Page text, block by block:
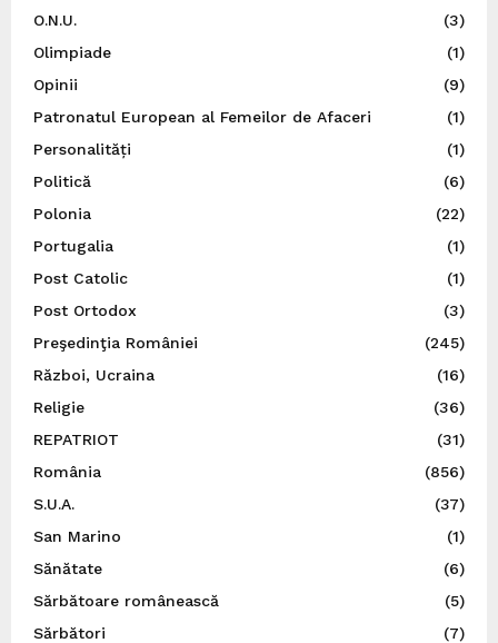
O.N.U.
(3)
Olimpiade
(1)
Opinii
(9)
Patronatul European al Femeilor de Afaceri
(1)
Personalități
(1)
Politică
(6)
Polonia
(22)
Portugalia
(1)
Post Catolic
(1)
Post Ortodox
(3)
Preşedinţia României
(245)
Război, Ucraina
(16)
Religie
(36)
REPATRIOT
(31)
România
(856)
S.U.A.
(37)
San Marino
(1)
Sănătate
(6)
Sărbătoare românească
(5)
Sărbători
(7)